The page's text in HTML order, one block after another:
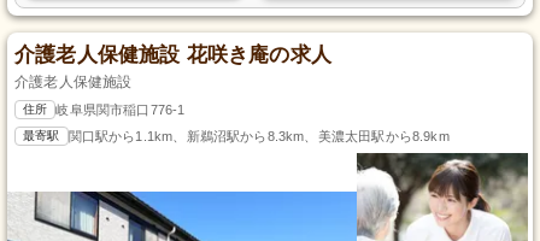
介護老人保健施設 花咲き庵の求人
介護老人保健施設
住所 岐阜県関市稲口776-1
最寄駅 関口駅から1.1km、新鵜沼駅から8.3km、美濃太田駅から8.9km